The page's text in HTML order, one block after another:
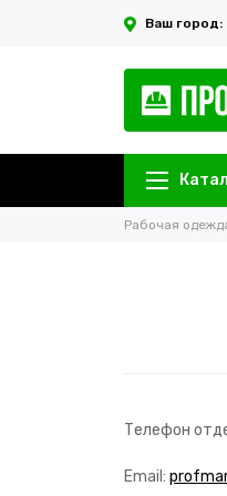
Ваш город:
Рабочая
Телефон
Email: